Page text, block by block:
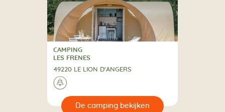
CAMPING
CAMPING
LES FRENES
49220 LE LION D'ANGERS
🌲